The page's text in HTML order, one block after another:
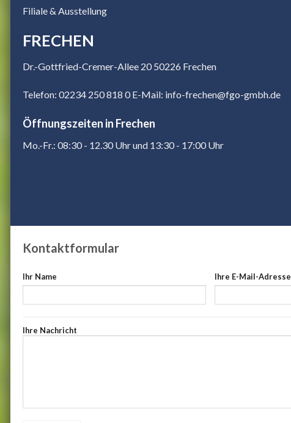
Filiale & Ausstellung
FRECHEN
Dr.-Gottfried-Cremer-Allee 20 50226 Frechen
Telefon: 02234 250 818 0 E-Mail: info-frechen@fgo-gmbh.de
Öffnungszeiten in Frechen
Mo.-Fr.: 08:30 - 12.30 Uhr und 13:30 - 17:00 Uhr
Kontaktformular
Ihr Name Ihre E-Mail-Adresse
Ihre Nachricht